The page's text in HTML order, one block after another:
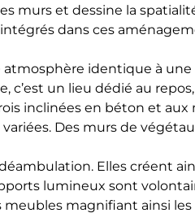
murs et dessine la
dans ces
identique à
c’est un lieu dédié au
inclinées en béton et aux
Des murs de
Elles créent
lumineux sont
magnifiant ainsi